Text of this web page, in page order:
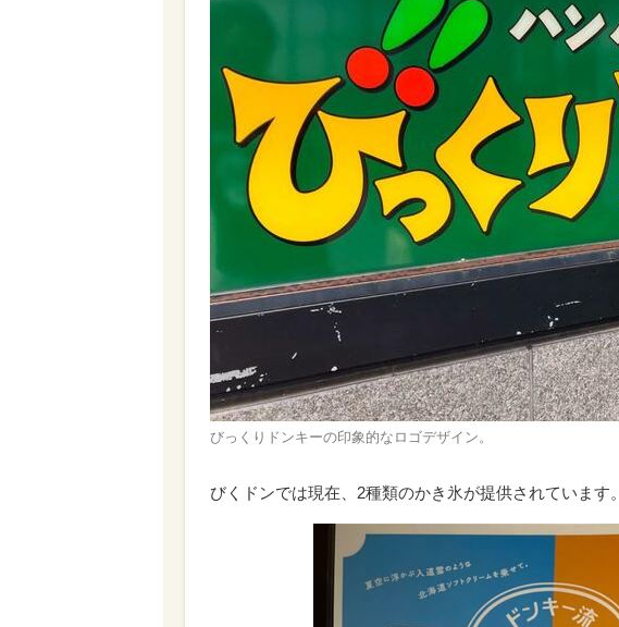
びっくりドンキーの印象的なロゴデザイン。
びくドンでは現在、2種類のかき氷が提供されています。